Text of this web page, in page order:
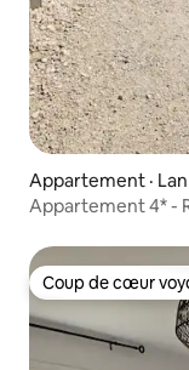
Appartement ·
Appartement 4* -
Coup de cœur
Coup de cœur